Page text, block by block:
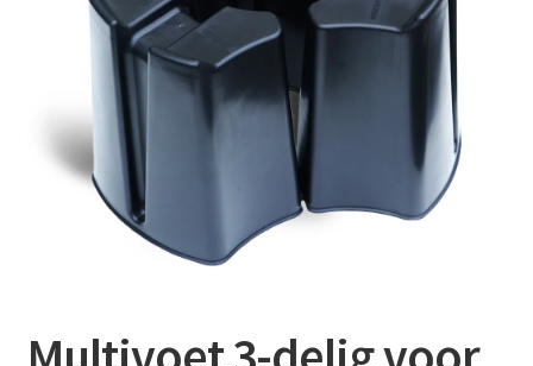
Booking Search